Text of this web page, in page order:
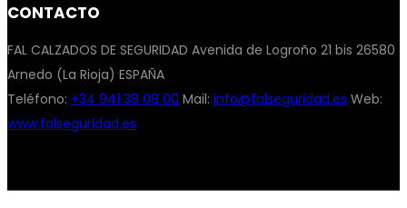
CONTACTO
FAL CALZADOS DE SEGURIDAD Avenida de Logroño 21 bis 26580
Arnedo (La Rioja) ESPAÑA
Teléfono: +34 941 38 08 00 Mail: info@falseguridad.es Web:
www.falseguridad.es